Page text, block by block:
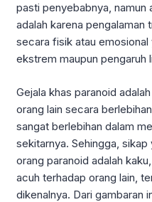
pasti penyebabnya, namun
adalah karena pengalaman
secara fisik atau
ekstrem maupun pengaruh
Gejala khas paranoid
orang lain secara
sangat berlebihan dalam
sekitarnya. Sehingga,
orang paranoid adalah
acuh terhadap orang lain,
dikenalnya. Dari gambaran